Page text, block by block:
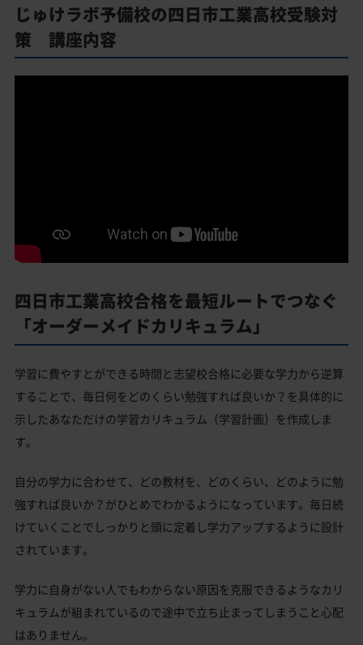
じゅけラボ予備校の四日市工業高校受験対
策 講座内容
四日市工業高校合格を最短ルートでつなぐ
「オーダーメイドカリキュラム」
学習に費やすとができる時間と志望校合格に必要な学力から逆算
することで、毎日何をどのくらい勉強すれば良いか？を具体的に
示したあなただけの学習カリキュラム（学習計画）を作成しま
す。
自分の学力に合わせて、どの教材を、どのくらい、どのように勉
強すれば良いか？がひとめでわかるようになっています。毎日続
けていくことでしっかりと頭に定着し学力アップするように設計
されています。
学力に自身がない人でもわからない原因を克服できるようなカリ
キュラムが組まれているので途中で立ち止まってしまうこと心配
はありません。